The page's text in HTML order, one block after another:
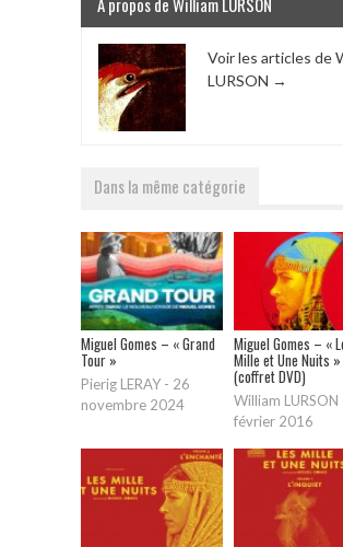
Voir les articles de
LURSON →
Dans la même catégorie
Miguel Gomes – « Grand
Tour »
Pierig LERAY - 26
novembre 2024
Miguel Gomes – «
Mille et Une Nuits »
(coffret DVD)
William LURSON
février 2016